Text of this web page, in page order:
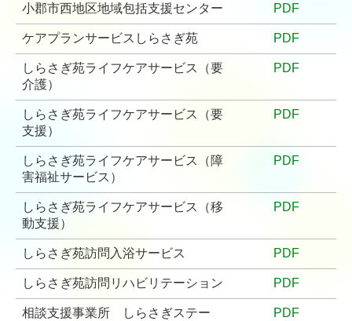
しらざき苑 ライフケアサービス
しらざき苑 訪問入浴サービス
しらさぎ苑 訪問リハビリテーション
保育・障がい福祉
小郡みすずの森保育園
ななほし三沢
しらさぎステーション
在宅福祉センター美鈴
求人情報
お問い合わせ
小郡市西地区地域包括支援センター PDF
ケアプランサービスしらさぎ苑 PDF
しらさぎ苑ライフケアサービス（要
介護）
PDF
しらさぎ苑ライフケアサービス（要
支援）
PDF
しらさぎ苑ライフケアサービス（障
害福祉サービス）
PDF
しらさぎ苑ライフケアサービス（移
動支援）
PDF
しらさぎ苑訪問入浴サービス PDF
しらさぎ苑訪問リハビリテーション PDF
相談支援事業所 しらさぎステー
PDF